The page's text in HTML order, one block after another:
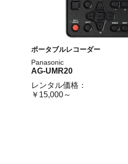
ポータブルレコーダー
Panasonic
AG-UMR20
レンタル価格：
￥15,000～